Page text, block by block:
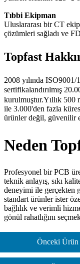
Tıbbi Ekipman
Uluslararası bir CT
çözümleri sağladı ve
Topfast
2008 yılında
sertifikalandırılmış
kurulmuştur.Yıllık 500
ile 3.000'den fazla
ürünler değil, güvenilir
Neden
Profesyonel bir PCB
teknik anlayış, sıkı
deneyimi ile gerçekten
standart ürünler ister
bağlılık ve verimli
gönül rahatlığını
Önceki